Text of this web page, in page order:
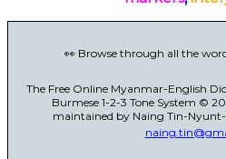
👀 Browse through all the
The Free Online Myanmar-English
Burmese 1-2-3 Tone System ©
maintained by Naing Tin-